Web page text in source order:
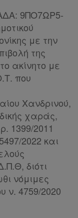
9ΠΟ7ΩΡ5-
με την
της
ακίνητο με
που
Χανδρινού,
χαράς,
1399/2011
2022 και
διότι
νόμιμες
ν. 4759/2020